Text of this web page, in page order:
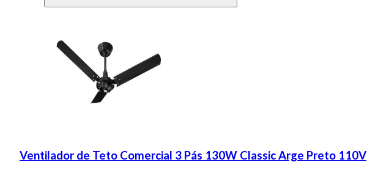
Ventilador de Teto Comercial 3 Pás 130W Classic Arge Preto 110V